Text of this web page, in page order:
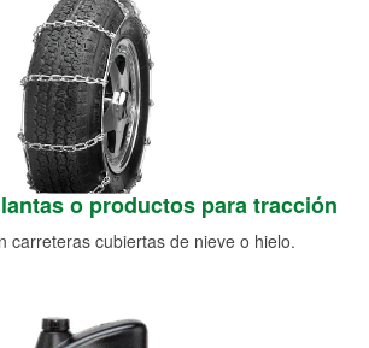
o productos para tracción
carreteras cubiertas de nieve o hielo.